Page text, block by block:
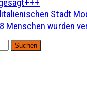
Stadt
Menschen wurden